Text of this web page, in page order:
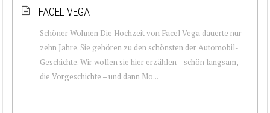
FACEL VEGA
Schöner Wohnen Die Hochzeit von Facel Vega dauerte nur
zehn Jahre. Sie gehören zu den schönsten der Automobil-
Geschichte. Wir wollen sie hier erzählen – schön langsam,
die Vorgeschichte – und dann Mo...